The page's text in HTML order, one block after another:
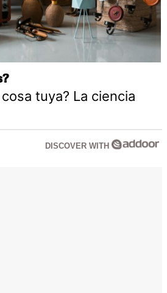
tuya? La ciencia
DISCOVER WITH